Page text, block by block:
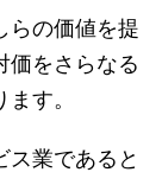
らの価値を提
価をさらなる
す。
ス業であると